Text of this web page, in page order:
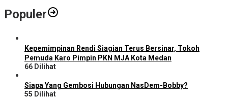
Populer
Kepemimpinan Rendi Siagian Terus Bersinar, Tokoh
Pemuda Karo Pimpin PKN MJA Kota Medan
66 Dilihat
Siapa Yang Gembosi Hubungan NasDem-Bobby?
55 Dilihat